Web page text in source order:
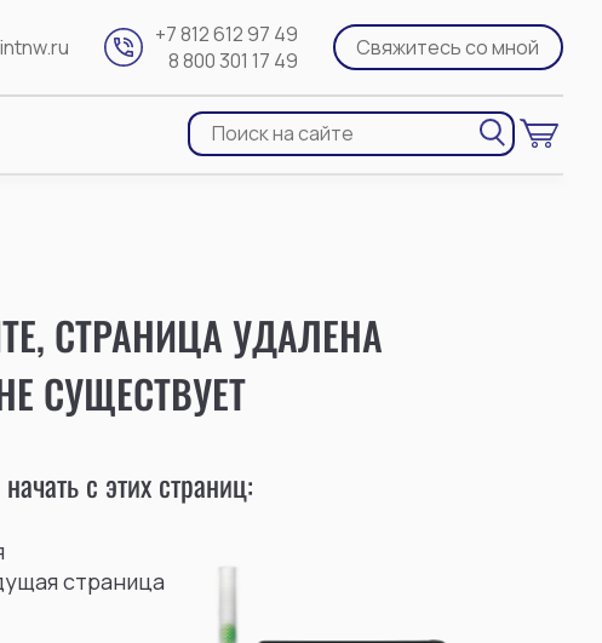
+7 812 612 97 49
8 800 301 17 49
Свяжитесь со мной
СТРАНИЦА УДАЛЕНА
СУЩЕСТВУЕТ
с этих страниц:
страница